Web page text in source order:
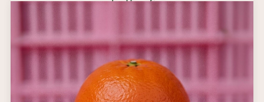
arance dalla forma
sferica, la buccia
sottile e meno
rugosa delle